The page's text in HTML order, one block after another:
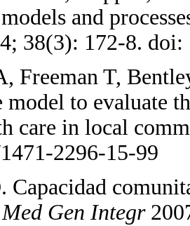
and
38(3): 172-8.
Freeman T,
model to evaluate
care in local
2296-15-99
Capacidad
Med Gen Integr